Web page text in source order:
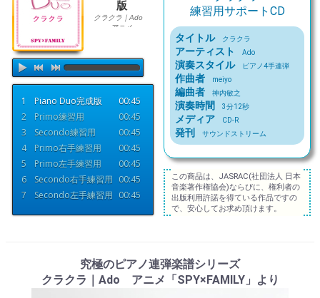
版
クラクラ｜Ado
アニメ
練習用サポートCD
1 00:45
Piano Duo完成版
2
00:45
Primo練習用
3
00:45
Secondo練習用
4
00:45
Primo右手練習用
5
00:45
Primo左手練習用
6
00:45
Secondo右手練習用
7
00:45
Secondo左手練習用
練習用サポートCD
タイトルクラクラ
アーティスト Ado
演奏スタイルピアノ4手連弾
作曲者 meiyo
編曲者 神内敏之
演奏時間 3分12秒
メディア CD-R
発刊 サウンドストリーム
この商品は、JASRAC(社団法人 日本
音楽著作権協会)ならびに、権利者の
出版利用許諾を得ている作品ですの
で、安心してお求め頂けます。
究極のピアノ連弾楽譜シリーズ
クラクラ｜Ado アニメ「SPY×FAMILY」より